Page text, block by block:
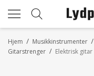
/
Hjem /
Musikkinstrumenter
/
Gitarstrenger Elektrisk gitar